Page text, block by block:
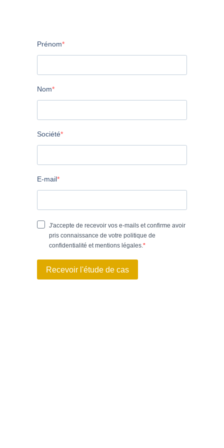
Prénom
Nom
Société
E-mail
J'accepte de recevoir vos e-mails et confirme avoir
pris connaissance de votre politique de
confidentialité et mentions légales.
Recevoir l'étude de cas